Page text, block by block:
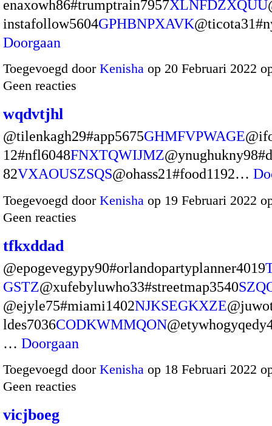
enaxowh86#trumptrain7957XLNFDZXQUU
instafollow5604GPHBNPXAVK
Doorgaan
Toegevoegd door Kenisha op 20 Februari 2022
Geen reacties
wqdvtjhl
@tilenkagh29#app5675GHMFVPWAGE
12#nfl6048FNXTQWIJMZ
82VXAOUSZSQS@ohass21#food1192…
Toegevoegd door Kenisha op 19 Februari 2022
Geen reacties
tfkxddad
@epogevegypy90#orlandopartyplanner4019
GSTZ@xufebyluwho33#streetmap3540
@ejyle75#miami1402NJKSEGKXZE
ldes7036CODKWMMQON
… Doorgaan
Toegevoegd door Kenisha op 18 Februari 2022
Geen reacties
vicjboeg